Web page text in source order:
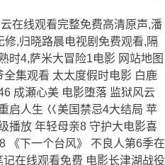
在线观看完整免费高清原声,潘
,归晓路晨电视剧免费观看,隔
时4,萨米大冒险1电影 网站地图
集观看 太太度假时电影 白鹿
成瀬心美 电影堕落 监狱风云
启人生 巜美国禁忌4大结局 苹
播放 年轻母亲8 守护大电影喜
《下一个台风》 不良人第6季在
在线观看免费 电影长津湖战役